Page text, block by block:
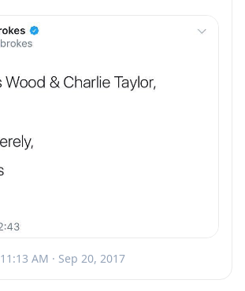
11:13 AM · Sep 20, 2017